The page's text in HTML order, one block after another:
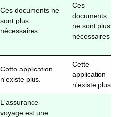
Ces documents ne
sont plus
nécessaires.
Ces
documents
ne sont plus
nécessaires
Cette application
n'existe plus.
Cette
application
n'existe plus.
L'assurance-
voyage est une